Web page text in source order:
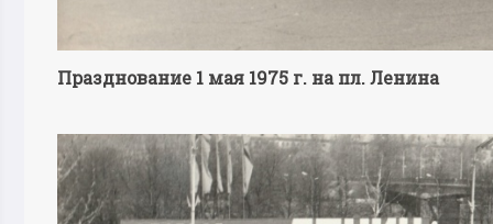
Празднование 1 мая 1975 г. на пл. Ленина